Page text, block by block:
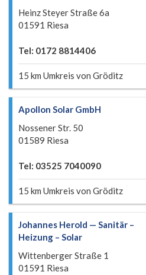
Heinz Steyer Straße 6a
01591 Riesa
Tel: 0172 8814406
15 km Umkreis von Gröditz
Apollon Solar GmbH
Nossener Str. 50
01589 Riesa
Tel: 03525 7040090
15 km Umkreis von Gröditz
Johannes Herold — Sanitär –
Heizung – Solar
Wittenberger Straße 1
01591 Riesa